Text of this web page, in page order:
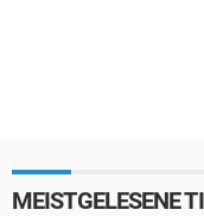
MEISTGELESENE